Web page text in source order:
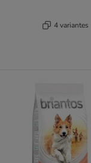
4 variantes